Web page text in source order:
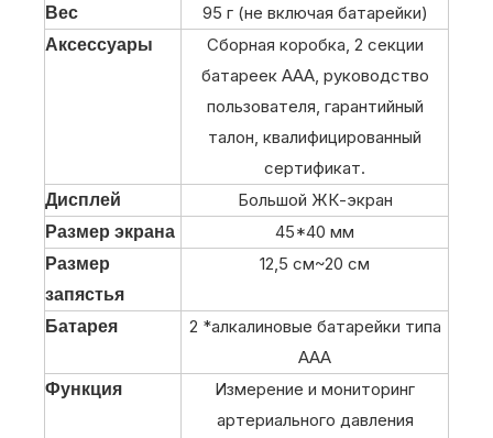
Вес 95 г (не включая батарейки)
Аксессуары
Сборная коробка, 2 секции
батареек ААА, руководство
пользователя, гарантийный
талон, квалифицированный
сертификат.
Дисплей Большой ЖК-экран
Размер экрана 45*40 мм
Размер
запястья
12,5 см~20 см
Батарея
2 *алкалиновые батарейки типа
ААА
Функция
Измерение и мониторинг
артериального давления